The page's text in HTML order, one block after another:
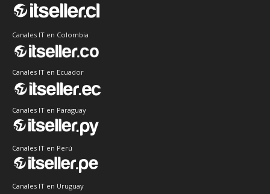
Canales IT en Colombia
Canales IT en Ecuador
Canales IT en Paraguay
Canales IT en Perú
Canales IT en Uruguay